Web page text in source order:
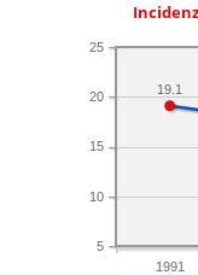
1991
5
10
15
20
25
19.1